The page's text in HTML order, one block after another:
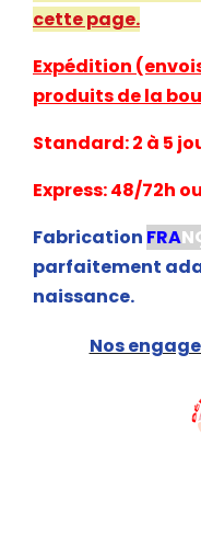
cette page.
Expédition
produits de la
Standard: 2 à 5
Express: 48/72h
Fabrication FRA
parfaitement
naissance.
Nos